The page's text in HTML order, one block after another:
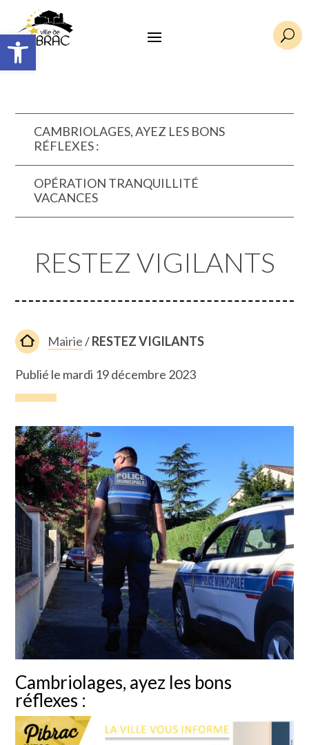
Ouvrir la barre d’outils U
CAMBRIOLAGES, AYEZ LES BONS
RÉFLEXES :
OPÉRATION TRANQUILLITÉ
VACANCES
RESTEZ VIGILANTS
Mairie/RESTEZ VIGILANTS
Publié le mardi 19 décembre 2023
Cambriolages, ayez les bons
réflexes :